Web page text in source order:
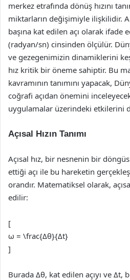
merkez etrafında dönüş hızını
miktarların değişimiyle ilişkilidir.
başına kat edilen açı olarak
(radyan/sn) cinsinden ölçülür.
ve gezegenimizin dinamiklerini
hız kritik bir öneme sahiptir. Bu
kavramının tanımını yapacak,
coğrafi açıdan önemini
uygulamalar üzerindeki etkilerini
Açısal Hızın Tanımı
Açısal hız, bir nesnenin bir
ettiği açı ile bu hareketin
orandır. Matematiksel olarak,
edilir:
[
ω = \frac{Δθ}{Δt}
]
Burada Δθ, kat edilen açıyı ve Δt,